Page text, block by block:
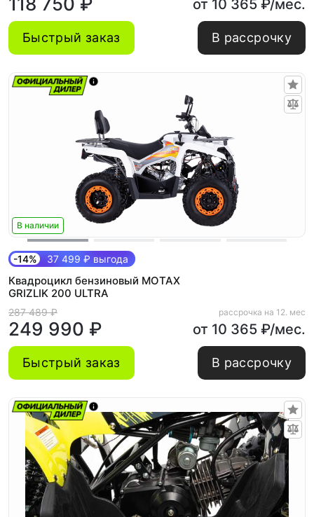
от 10 365 ₽/мес.
Быстрый заказ В рассрочку
В наличии
-14% 37 499 ₽ выгода
Квадроцикл бензиновый MOTAX
GRIZLIK 200 ULTRA
287 489 ₽
249 990 ₽
рассрочка на 12. мес
от 10 365 ₽/мес.
Быстрый заказ В рассрочку